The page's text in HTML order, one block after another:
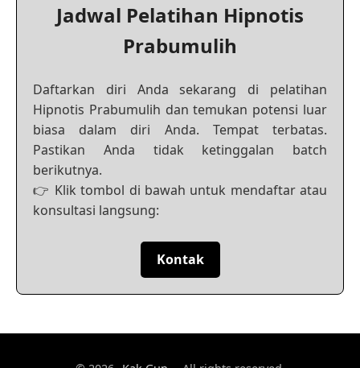
Jadwal Pelatihan Hipnotis
Prabumulih
Daftarkan diri Anda sekarang di pelatihan
Hipnotis Prabumulih dan temukan potensi luar
biasa dalam diri Anda. Tempat terbatas.
Pastikan Anda tidak ketinggalan batch
berikutnya.
👉 Klik tombol di bawah untuk mendaftar atau
konsultasi langsung:
Kontak